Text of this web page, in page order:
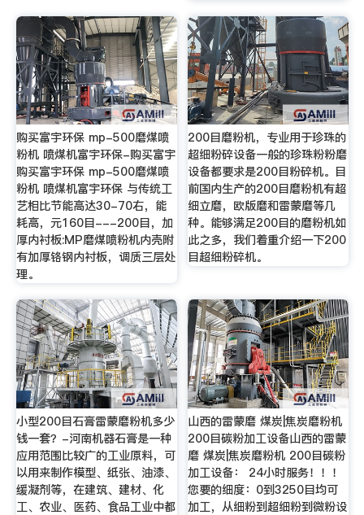
购买富宇环保 mp-500磨煤喷
粉机 喷煤机富宇环保-购买富宇
购买富宇环保 mp-500磨煤喷
粉机 喷煤机富宇环保 与传统工
艺相比节能高达30-70右，能
耗高，元160目---200目，加
厚内衬板:MP磨煤喷粉机内壳附
有加厚铬钢内衬板，调质三层处
理。
200目磨粉机，专业用于珍珠的
超细粉碎设备一般的珍珠粉粉磨
设备都要求是200目粉碎机。目
前国内生产的200目磨粉机有超
细立磨，欧版磨和雷蒙磨等几
种。能够满足200目的磨粉机如
此之多，我们着重介绍一下200
目超细粉碎机。
小型200目石膏雷蒙磨粉机多少
钱一套？-河南机器石膏是一种
应用范围比较广的工业原料，可
以用来制作模型、纸张、油漆、
缓凝剂等，在建筑、建材、化
工、农业、医药、食品工业中都
山西的雷蒙磨 煤炭|焦炭磨粉机
200目碳粉加工设备山西的雷蒙
磨 煤炭|焦炭磨粉机 200目碳粉
加工设备： 24小时服务！！！
您要的细度：0到3250目均可
加工，从细粉到超细粉到微粉设